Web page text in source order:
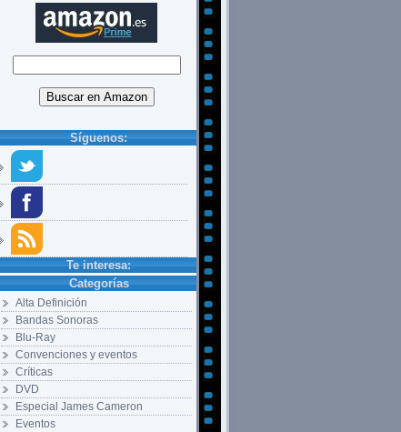
Síguenos:
Te interesa:
Categorías
Alta Definición
Bandas Sonoras
Blu-Ray
Convenciones y eventos
Críticas
DVD
Especial James Cameron
Eventos